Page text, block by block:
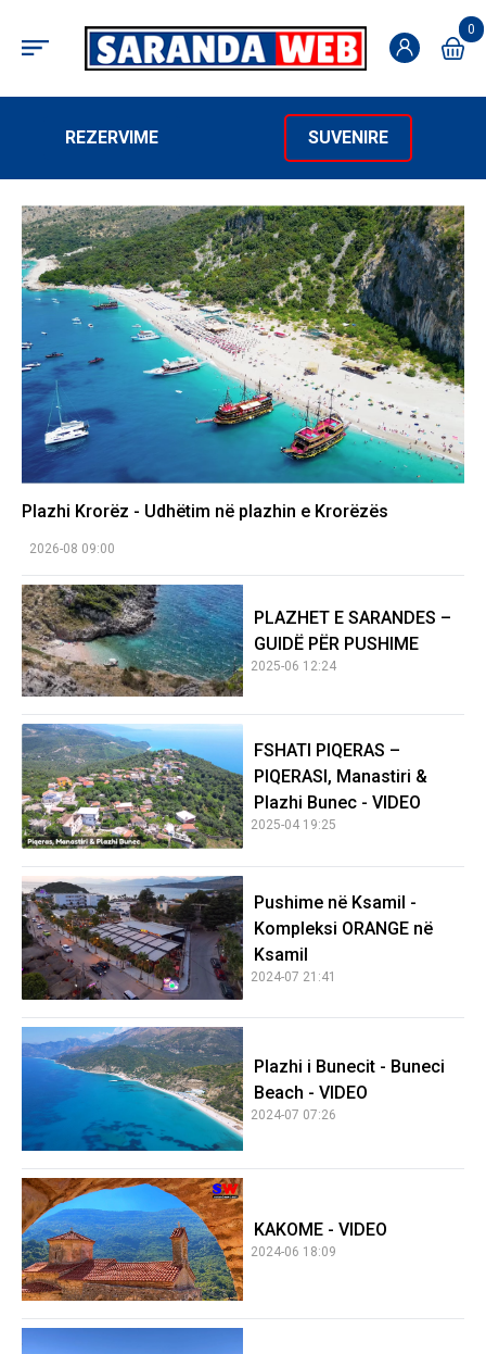
0
REZERVIME SUVENIRE
Plazhi Krorëz - Udhëtim në plazhin e Krorëzës
2026-08 09:00
PLAZHET E SARANDES –
GUIDË PËR PUSHIME
2025-06 12:24
FSHATI PIQERAS –
PIQERASI, Manastiri &
Plazhi Bunec - VIDEO
2025-04 19:25
Pushime në Ksamil -
Kompleksi ORANGE në
Ksamil
2024-07 21:41
Plazhi i Bunecit - Buneci
Beach - VIDEO
2024-07 07:26
KAKOME - VIDEO
2024-06 18:09